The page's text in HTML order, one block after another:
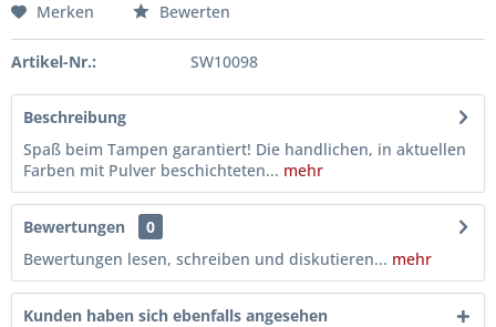
Merken Bewerten
Artikel-Nr.: SW10098
Beschreibung
Spaß beim Tampen garantiert! Die handlichen, in aktuellen
Farben mit Pulver beschichteten... mehr
Bewertungen
0
Bewertungen lesen, schreiben und diskutieren... mehr
Kunden haben sich ebenfalls angesehen